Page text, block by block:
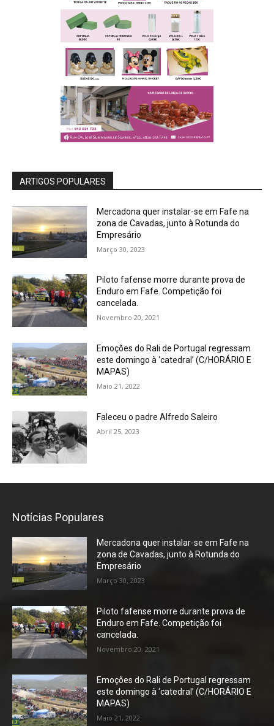
ARTIGOS POPULARES
Mercadona quer instalar-se em Fafe na
zona de Cavadas, junto à Rotunda do
Empresário
Março 30, 2023
Piloto fafense morre durante prova de
Enduro em Fafe. Competição foi
cancelada.
Novembro 20, 2021
Emoções do Rali de Portugal regressam
este domingo à ‘catedral’ (C/HORÁRIO E
MAPAS)
Maio 21, 2022
Faleceu o padre Alfredo Saleiro
Abril 25, 2023
Notícias Populares
Mercadona quer instalar-se em Fafe na
zona de Cavadas, junto à Rotunda do
Empresário
Março 30, 2023
Piloto fafense morre durante prova de
Enduro em Fafe. Competição foi
cancelada.
Novembro 20, 2021
Emoções do Rali de Portugal regressam
este domingo à ‘catedral’ (C/HORÁRIO E
MAPAS)
Maio 21, 2022